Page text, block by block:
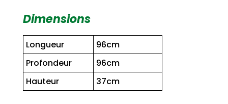
Dimensions
Longueur
96cm
Profondeur
96cm
Hauteur
37cm